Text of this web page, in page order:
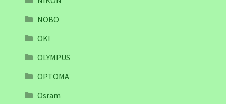
NOBO
OKI
OLYMPUS
OPTOMA
Osram